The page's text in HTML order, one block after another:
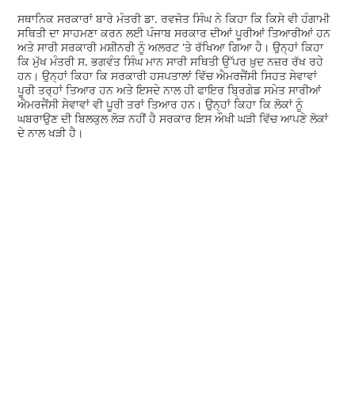
ਸਥਾਨਿਕ ਸਰਕਾਰਾਂ ਬਾਰੇ ਮੰਤਰੀ ਡਾ. ਰਵਜੋਤ ਸਿੰਘ ਨੇ ਕਿਹਾ ਕਿ ਕਿਸੇ ਵੀ ਹੰਗਾਮੀ
ਸਥਿਤੀ ਦਾ ਸਾਹਮਣਾ ਕਰਨ ਲਈ ਪੰਜਾਬ ਸਰਕਾਰ ਦੀਆਂ ਪੂਰੀਆਂ ਤਿਆਰੀਆਂ ਹਨ
ਅਤੇ ਸਾਰੀ ਸਰਕਾਰੀ ਮਸ਼ੀਨਰੀ ਨੂੰ ਅਲਰਟ 'ਤੇ ਰੱਖਿਆ ਗਿਆ ਹੈ। ਉਨ੍ਹਾਂ ਕਿਹਾ
ਕਿ ਮੁੱਖ ਮੰਤਰੀ ਸ. ਭਗਵੰਤ ਸਿੰਘ ਮਾਨ ਸਾਰੀ ਸਥਿਤੀ ਉੱਪਰ ਖ਼ੁਦ ਨਜ਼ਰ ਰੱਖ ਰਹੇ
ਹਨ। ਉਨ੍ਹਾਂ ਕਿਹਾ ਕਿ ਸਰਕਾਰੀ ਹਸਪਤਾਲਾਂ ਵਿੱਚ ਐਮਰਜੈਂਸੀ ਸਿਹਤ ਸੇਵਾਵਾਂ
ਪੂਰੀ ਤਰ੍ਹਾਂ ਤਿਆਰ ਹਨ ਅਤੇ ਇਸਦੇ ਨਾਲ ਹੀ ਫਾਇਰ ਬ੍ਰਿਗੇਡ ਸਮੇਤ ਸਾਰੀਆਂ
ਐਮਰਜੈਂਸੀ ਸੇਵਾਵਾਂ ਵੀ ਪੂਰੀ ਤਰਾਂ ਤਿਆਰ ਹਨ। ਉਨ੍ਹਾਂ ਕਿਹਾ ਕਿ ਲੋਕਾਂ ਨੂੰ
ਘਬਰਾਉਣ ਦੀ ਬਿਲਕੁਲ ਲੋੜ ਨਹੀਂ ਹੈ ਸਰਕਾਰ ਇਸ ਔਖੀ ਘੜੀ ਵਿੱਚ ਆਪਣੇ ਲੋਕਾਂ
ਦੇ ਨਾਲ ਖੜੀ ਹੈ।